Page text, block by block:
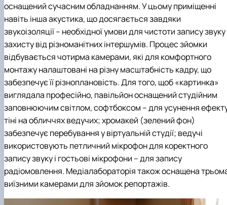
оснащений сучасним обладнанням. У цьому приміщенні
навіть інша акустика, що досягається завдяки
звукоізоляції – необхідної умови для чистоти запису звуку
захисту від різноманітних інтершумів. Процес зйомки
відбувається чотирма камерами, які для комфортного
монтажу налаштовані на різну масштабність кадру, що
забезпечує її різноплановість. Для того, щоб «картинка»
виглядала професійно, павільйон оснащений студійним
заповнюючим світлом, софтбоксом – для усунення
тіні на обличчях ведучих; хромакей (зелений фон)
забезпечує перебування у віртуальній студії; ведучі
використовують петличний мікрофон для коректного
запису звуку і гостьові мікрофони – для запису
радіомовлення. Медіалабораторія також оснащена
виїзними камерами для зйомок репортажів.